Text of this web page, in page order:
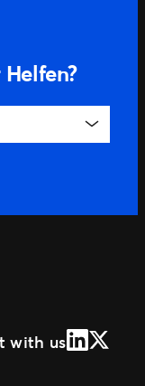
with usLinkedIn
X